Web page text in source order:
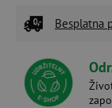
Besplatna